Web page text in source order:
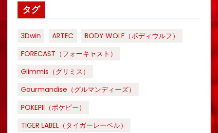
タグ
3Dwin ARTEC
BODY WOLF（ボディウルフ）
FORECAST（フォーキャスト）
Glimmis（グリミス）
Gourmandise（グルマンディーズ）
POKEPII（ポケピー）
TIGER LABEL（タイガーレーベル）